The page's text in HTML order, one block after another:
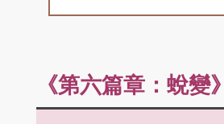
《第六篇章：蛻變》